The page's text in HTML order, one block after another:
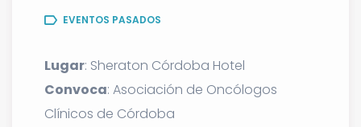
EVENTOS PASADOS
Lugar: Sheraton Córdoba Hotel
Convoca: Asociación de Oncólogos
Clínicos de Córdoba